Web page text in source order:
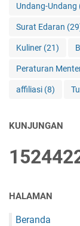
Undang-Undang
Surat Edaran
Kuliner (21)
Peraturan
affiliasi (8)
KUNJUNGAN
152442
HALAMAN
Beranda